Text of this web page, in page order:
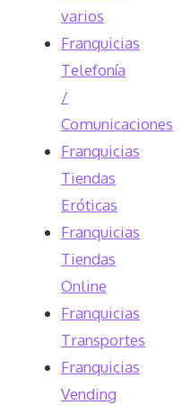
varios
Franquicias
Telefonía
/
Comunicaciones
Franquicias
Tiendas
Eróticas
Franquicias
Tiendas
Online
Franquicias
Transportes
Franquicias
Vending